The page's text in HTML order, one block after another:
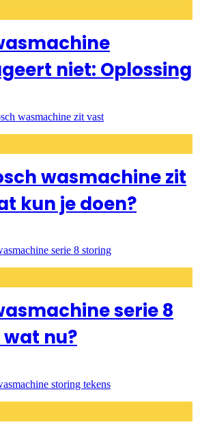
niet: Oplossing
wasmachine zit
kun je doen?
serie 8
nu?